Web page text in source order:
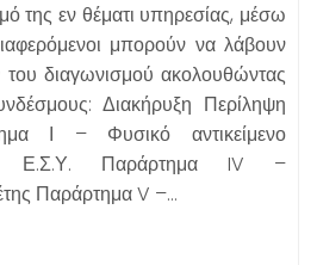
της εν θέματι υπηρεσίας, μέσω
μπορούν να λάβουν
διαγωνισμού ακολουθώντας
Διακήρυξη Περίληψη
Ι – Φυσικό αντικείμενο
Ε.Σ.Υ. Παράρτημα IV –
Παράρτημα V –…